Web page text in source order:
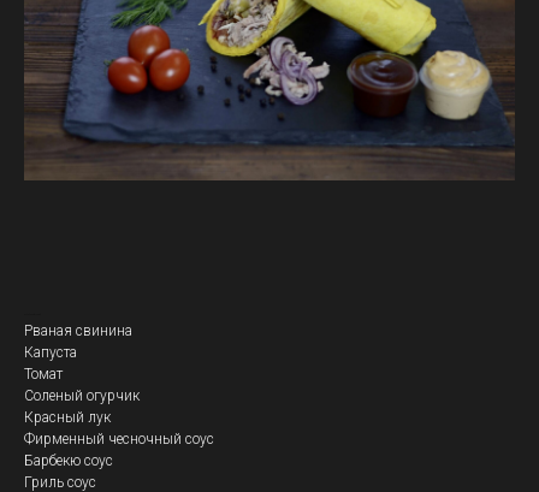
Рваная свинина
Капуста
Томат
Соленый огурчик
Красный лук
Фирменный чесночный соус
Барбекю соус
Гриль соус